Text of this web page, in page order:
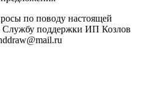
по поводу настоящей
Службу поддержки ИП Козлов